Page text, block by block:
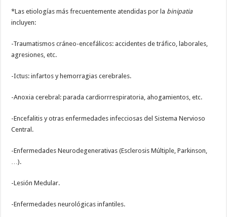
*Las etiologías más frecuentemente atendidas por la binipatia
incluyen:
-Traumatismos cráneo-encefálicos: accidentes de tráfico, laborales,
agresiones, etc.
-Ictus: infartos y hemorragias cerebrales.
-Anoxia cerebral: parada cardiorrrespiratoria, ahogamientos, etc.
-Encefalitis y otras enfermedades infecciosas del Sistema Nervioso
Central.
-Enfermedades Neurodegenerativas (Esclerosis Múltiple, Parkinson,
…).
-Lesión Medular.
-Enfermedades neurológicas infantiles.